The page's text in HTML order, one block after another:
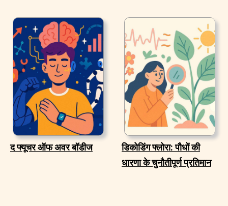
द फ्यूचर ऑफ अवर बॉडीज
डिकोडिंग फ्लोरा: पौधों की
धारणा के चुनौतीपूर्ण प्रतिमान